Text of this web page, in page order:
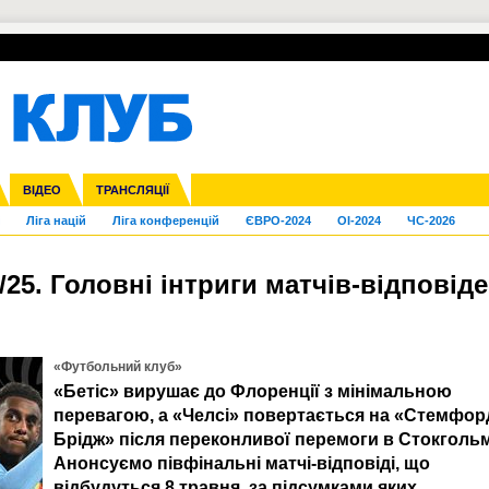
ВІДЕО ТРАНСЛЯЦІЇ
ліга Кубок України Молодіжка
Ліга націй Ліга конференцій ЄВРО-2024 OI-2024 ЧС-2026
Франція ІншіЧЄ-2015 (U-21)
УПЛ-ПЕРЕХОДИ
Головні інтриги матчів-
«Футбольний клуб»
«Бетіс» вирушає до Флоренції з мінімальною
перевагою, а «Челсі» повертається на
Брідж» після переконливої перемоги в
Анонсуємо півфінальні матчі-відповіді, що